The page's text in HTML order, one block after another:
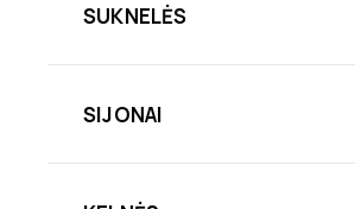
SUKNELĖS
SIJONAI